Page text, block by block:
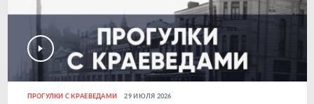
ПРОГУЛКИ С КРАЕВЕДАМИ 29 ИЮЛЯ 2026